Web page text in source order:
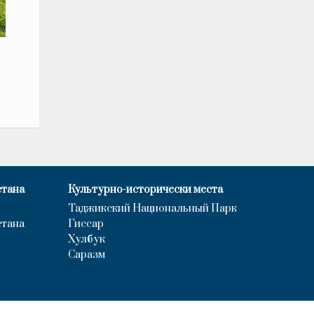
Культурно-исторически места
Таджикский Национальный Парк
Гиссар
Хулбук
Саразм